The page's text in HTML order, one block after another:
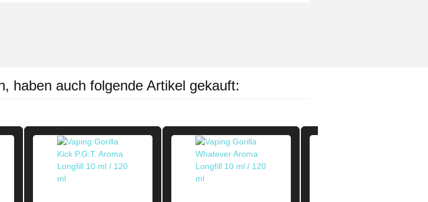
haben auch folgende Artikel gekauft: